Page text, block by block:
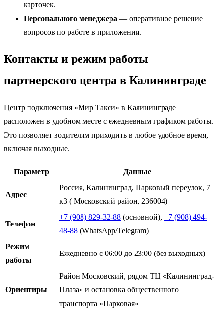
карточек.
Персонального менеджера — оперативное решение
вопросов по работе в приложении.
Контакты и режим работы
партнерского центра в Калининграде
Центр подключения «Мир Такси» в Калининграде
расположен в удобном месте с ежедневным графиком работы.
Это позволяет водителям приходить в любое удобное время,
включая выходные.
Параметр Данные
Адрес
Россия, Калининград, Парковый переулок, 7
к3 ( Московский район, 236004)
Телефон
+7 (908) 829-32-88 (основной), +7 (908) 494-
48-88 (WhatsApp/Telegram)
Режим
работы
Ежедневно с 06:00 до 23:00 (без выходных)
Ориентиры
Район Московский, рядом ТЦ «Калининград-
Плаза» и остановка общественного
транспорта «Парковая»